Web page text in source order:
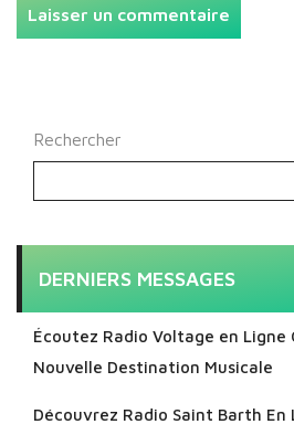
Rechercher
DERNIERS MESSAGES
Écoutez Radio Voltage en
Nouvelle Destination Musicale
Découvrez Radio Saint Barth